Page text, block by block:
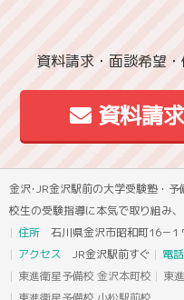
資料請求・面談希望
資料請
金沢･JR金沢駅前の大学受験塾・
校生の受験指導に本気で取り組み
住所 石川県金沢市昭和町16－1
アクセス JR金沢駅前すぐ 電
東進衛星予備校 金沢本町校
東